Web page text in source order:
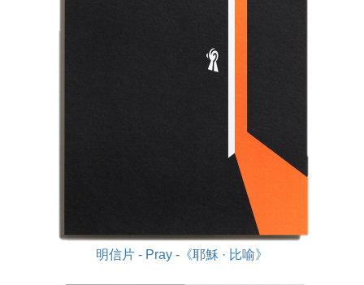
明信片 - Pray -《耶穌 · 比喻》